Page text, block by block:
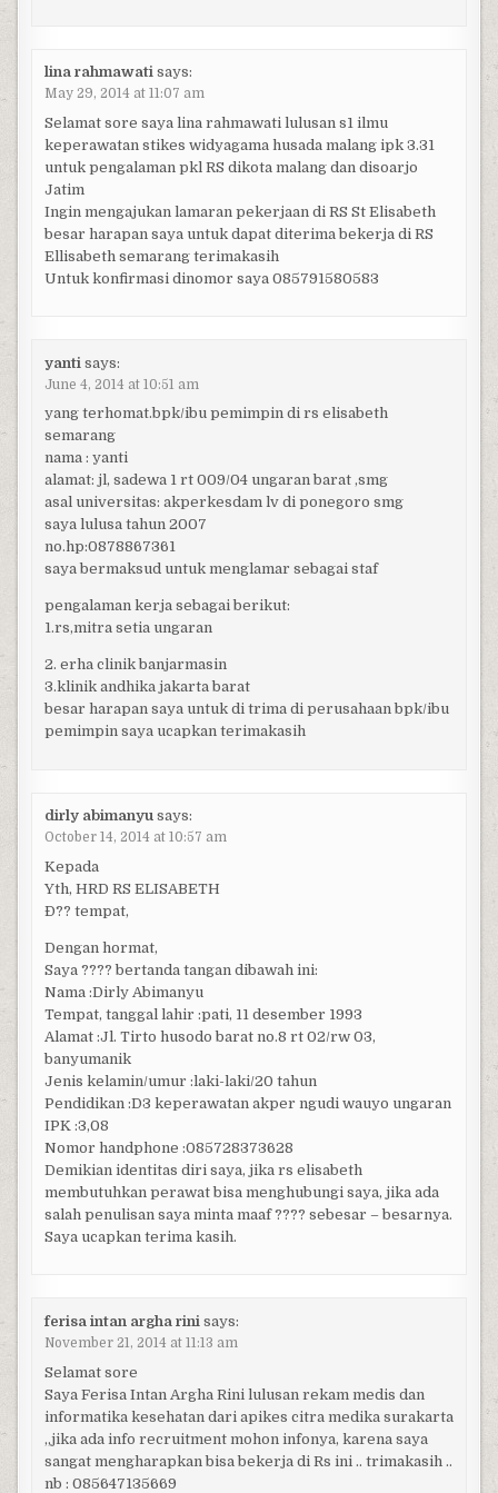
lina rahmawati says:
May 29, 2014 at 11:07 am
Selamat sore saya lina rahmawati lulusan s1 ilmu
keperawatan stikes widyagama husada malang ipk 3.31
untuk pengalaman pkl RS dikota malang dan disoarjo
Jatim
Ingin mengajukan lamaran pekerjaan di RS St Elisabeth
besar harapan saya untuk dapat diterima bekerja di RS
Ellisabeth semarang terimakasih
Untuk konfirmasi dinomor saya 085791580583
yanti says:
June 4, 2014 at 10:51 am
yang terhomat.bpk/ibu pemimpin di rs elisabeth
semarang
nama : yanti
alamat: jl, sadewa 1 rt 009/04 ungaran barat ,smg
asal universitas: akperkesdam lv di ponegoro smg
saya lulusa tahun 2007
no.hp:0878867361
saya bermaksud untuk menglamar sebagai staf
pengalaman kerja sebagai berikut:
1.rs,mitra setia ungaran
2. erha clinik banjarmasin
3.klinik andhika jakarta barat
besar harapan saya untuk di trima di perusahaan bpk/ibu
pemimpin saya ucapkan terimakasih
dirly abimanyu says:
October 14, 2014 at 10:57 am
Kepada
Yth, HRD RS ELISABETH
Ð?? tempat,
Dengan hormat,
Saya ???? bertanda tangan dibawah ini:
Nama :Dirly Abimanyu
Tempat, tanggal lahir :pati, 11 desember 1993
Alamat :Jl. Tirto husodo barat no.8 rt 02/rw 03,
banyumanik
Jenis kelamin/umur :laki-laki/20 tahun
Pendidikan :D3 keperawatan akper ngudi wauyo ungaran
IPK :3,08
Nomor handphone :085728373628
Demikian identitas diri saya, jika rs elisabeth
membutuhkan perawat bisa menghubungi saya, jika ada
salah penulisan saya minta maaf ???? sebesar – besarnya.
Saya ucapkan terima kasih.
ferisa intan argha rini says:
November 21, 2014 at 11:13 am
Selamat sore
Saya Ferisa Intan Argha Rini lulusan rekam medis dan
informatika kesehatan dari apikes citra medika surakarta
,,jika ada info recruitment mohon infonya, karena saya
sangat mengharapkan bisa bekerja di Rs ini .. trimakasih ..
nb : 085647135669